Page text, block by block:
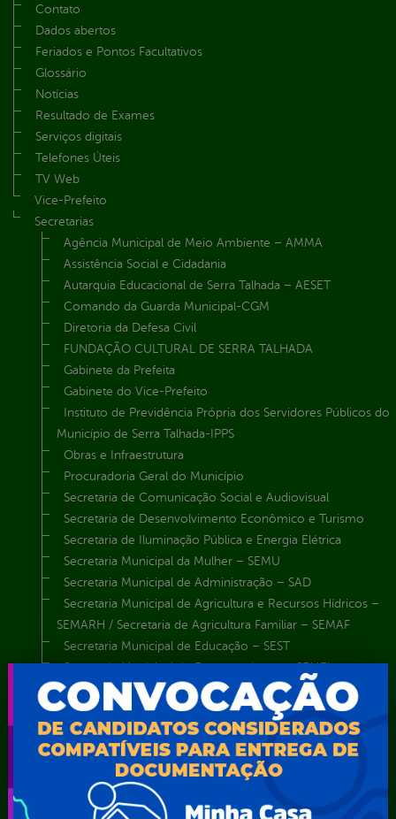
Contato
Dados abertos
Feriados e Pontos Facultativos
Glossário
Notícias
Resultado de Exames
Serviços digitais
Telefones Úteis
TV Web
Vice-Prefeito
Secretarias
Agência Municipal de Meio Ambiente – AMMA
Assistência Social e Cidadania
Autarquia Educacional de Serra Talhada – AESET
Comando da Guarda Municipal-CGM
Diretoria da Defesa Civil
FUNDAÇÃO CULTURAL DE SERRA TALHADA
Gabinete da Prefeita
Gabinete do Vice-Prefeito
Instituto de Previdência Própria dos Servidores Públicos do
Município de Serra Talhada-IPPS
Obras e Infraestrutura
Procuradoria Geral do Município
Secretaria de Comunicação Social e Audiovisual
Secretaria de Desenvolvimento Econômico e Turismo
Secretaria de Iluminação Pública e Energia Elétrica
Secretaria Municipal da Mulher – SEMU
Secretaria Municipal de Administração – SAD
Secretaria Municipal de Agricultura e Recursos Hídricos –
SEMARH / Secretaria de Agricultura Familiar – SEMAF
Secretaria Municipal de Educação – SEST
Secretaria Municipal de Esporte e Lazer – SEMEL
Secretaria Municipal de Finanças – SECFIN
Secretaria Municipal de Governo – SEGOV
Secretaria Municipal de Meio Ambiente – SEMA
Secretaria Municipal de Planejamento e Gestão – SEPLAG
Secretaria Municipal de Relações Institucionais – SEMRI
Secretaria Municipal de Saúde – SMS
Secretaria Municipal de Serviços Públicos – SEMUSP